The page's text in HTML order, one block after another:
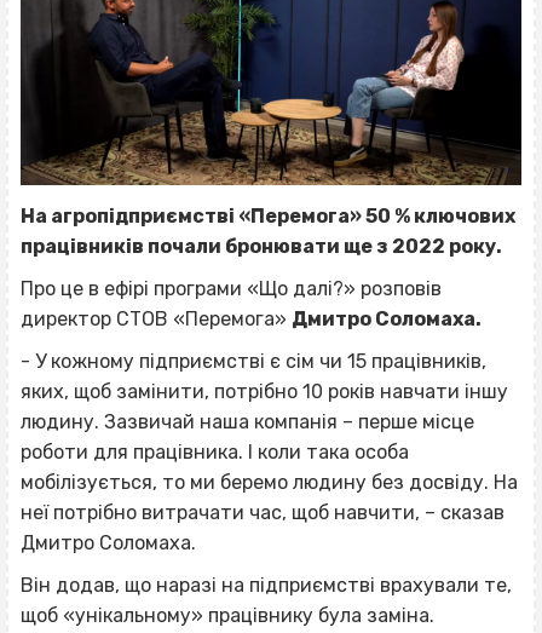
На агропідприємстві «Перемога» 50 % ключових
працівників почали бронювати ще з 2022 року.
Про це в ефірі програми «Що далі?» розповів
директор СТОВ «Перемога» Дмитро Соломаха.
- У кожному підприємстві є сім чи 15 працівників,
яких, щоб замінити, потрібно 10 років навчати іншу
людину. Зазвичай наша компанія – перше місце
роботи для працівника. І коли така особа
мобілізується, то ми беремо людину без досвіду. На
неї потрібно витрачати час, щоб навчити, – сказав
Дмитро Соломаха.
Він додав, що наразі на підприємстві врахували те,
щоб «унікальному» працівнику була заміна.